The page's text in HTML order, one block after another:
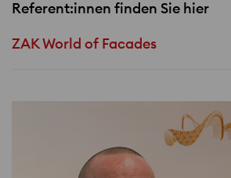
Referent:innen finden Sie hier
ZAK World of Facades